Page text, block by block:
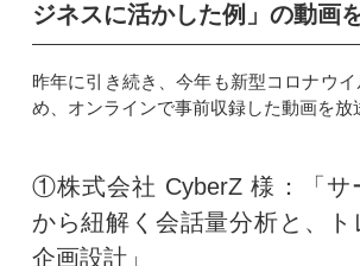
ジネスに活かした例」の動画
昨年に引き続き、今年も新型コロナウ
め、オンラインで事前収録した動画を放
①株式会社 CyberZ 様：「サ
から紐解く会話量分析と、ト
企画設計」